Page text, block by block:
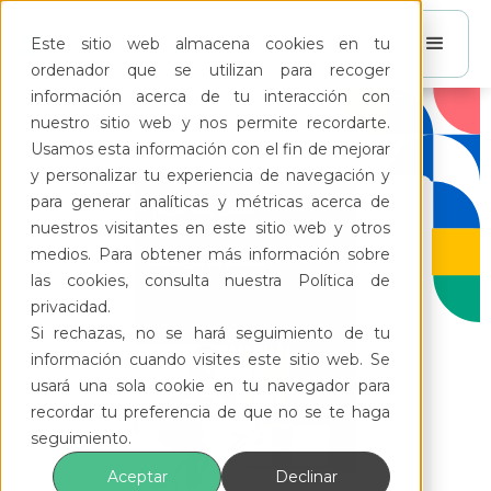
Este sitio web almacena cookies en tu
ordenador que se utilizan para recoger
información acerca de tu interacción con
nuestro sitio web y nos permite recordarte.
Usamos esta información con el fin de mejorar
y personalizar tu experiencia de navegación y
para generar analíticas y métricas acerca de
nuestros visitantes en este sitio web y otros
medios. Para obtener más información sobre
las cookies, consulta nuestra Política de
privacidad.
Si rechazas, no se hará seguimiento de tu
información cuando visites este sitio web. Se
usará una sola cookie en tu navegador para
recordar tu preferencia de que no se te haga
seguimiento.
Aceptar
Declinar